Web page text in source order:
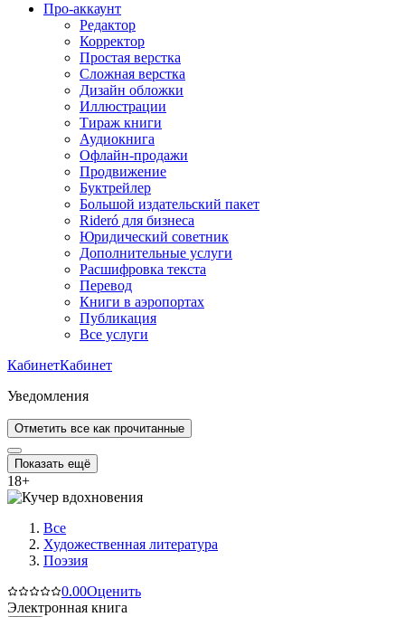
Про-аккаунт
Редактор
Корректор
Простая верстка
Сложная верстка
Дизайн обложки
Иллюстрации
Тираж книги
Аудиокнига
Офлайн-продажи
Продвижение
Буктрейлер
Большой издательский пакет
Rideró для бизнеса
Юридический советник
Дополнительные услуги
Расшифровка текста
Перевод
Книги в аэропортах
Публикация
Все услуги
КабинетКабинет
Уведомления
Отметить все как прочитанные
Показать ещё
18+
Все
Художественная литература
Поэзия
0.00Оценить
Электронная книга